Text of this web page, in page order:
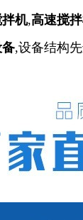
机,高速搅
,设备结构